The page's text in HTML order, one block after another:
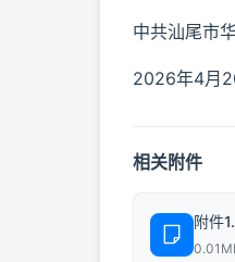
中共汕尾市
2026年4月
相关附件
附件